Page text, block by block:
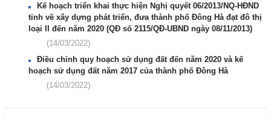
Kế hoạch triển khai thực hiện Nghị quyết 06/2013/NQ-HĐND
tỉnh về xây dựng phát triển, đưa thành phố Đông Hà đạt đô thị
loại II đến năm 2020 (QĐ số 2115/QĐ-UBND ngày 08/11/2013)
(14/03/2022)
Điều chỉnh quy hoạch sử dụng đất đến năm 2020 và kế
hoạch sử dụng đất năm 2017 của thành phố Đông Hà
(14/03/2022)